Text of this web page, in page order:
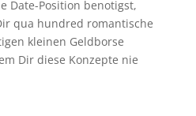
Date-Position benotigst,
qua hundred romantische
kleinen Geldborse
Dir diese Konzepte nie